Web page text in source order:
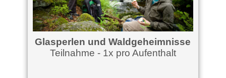
Glasperlen und Waldgeheimnisse
Teilnahme - 1x pro Aufenthalt